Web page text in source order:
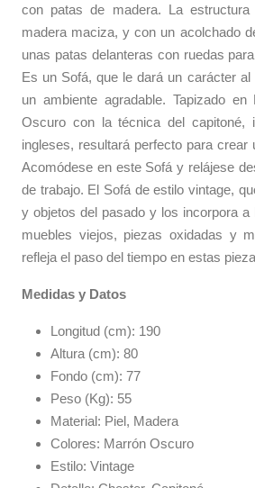
con patas de madera. La
madera maciza, y con un acolchado
unas patas delanteras con ruedas
Es un Sofá, que le dará un carácter
un ambiente agradable. Tapizado
Oscuro con la técnica del capitoné,
ingleses, resultará perfecto para crear
Acomódese en este Sofá y relájese
de trabajo. El Sofá de estilo vintage,
y objetos del pasado y los incorpora
muebles viejos, piezas oxidadas y
refleja el paso del tiempo en estas
Medidas y Datos
Longitud (cm): 190
Altura (cm): 80
Fondo (cm): 77
Peso (Kg): 55
Material: Piel, Madera
Colores: Marrón Oscuro
Estilo: Vintage